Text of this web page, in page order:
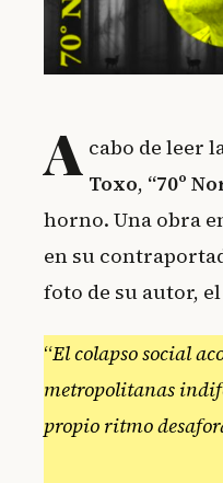
A cabo de leer
Toxo, “70º
horno. Una obra
en su
foto de su autor,
“El colapso social
metropolitanas
propio ritmo